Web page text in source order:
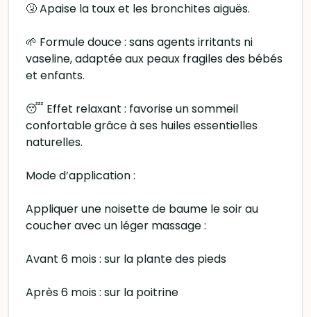
🤧 Apaise la toux et les bronchites aiguës.
🌱 Formule douce : sans agents irritants ni
vaseline, adaptée aux peaux fragiles des bébés
et enfants.
😴 Effet relaxant : favorise un sommeil
confortable grâce à ses huiles essentielles
naturelles.
Mode d’application :
Appliquer une noisette de baume le soir au
coucher avec un léger massage :
Avant 6 mois : sur la plante des pieds
Après 6 mois : sur la poitrine